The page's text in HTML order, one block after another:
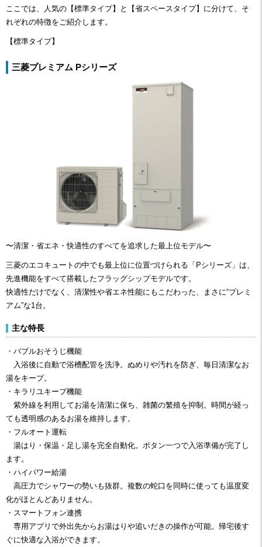
ここでは、人気の【標準タイプ】と【省スペースタイプ】に分けて、そ
れぞれの特徴をご紹介します。
【標準タイプ】
三菱プレミアム Pシリーズ
〜清潔・省エネ・快適性のすべてを追求した最上位モデル〜
三菱のエコキュートの中でも最上位に位置づけられる「Pシリーズ」は、
先進機能をすべて搭載したフラッグシップモデルです。
快適性だけでなく、清潔性や省エネ性能にもこだわった、まさに“プレミ
アム”な1台。
主な特長
・バブルおそうじ機能
入浴後に自動で浴槽配管を洗浄。ぬめりや汚れを防ぎ、毎日清潔なお
湯をキープ。
・キラリユキープ機能
紫外線を利用してお湯を清潔に保ち、雑菌の繁殖を抑制。時間が経っ
ても透明感のあるお湯を維持します。
・フルオート運転
湯はり・保温・足し湯を完全自動化。ボタン一つで入浴準備が完了し
ます。
・ハイパワー給湯
高圧力でシャワーの勢いも抜群。複数の蛇口を同時に使っても温度変
化がほとんどありません。
・スマートフォン連携
専用アプリで外出先からお湯はりや追いだきの操作が可能。帰宅後す
ぐに快適な入浴ができます。